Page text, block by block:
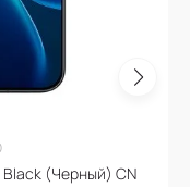
Black (Черный) CN